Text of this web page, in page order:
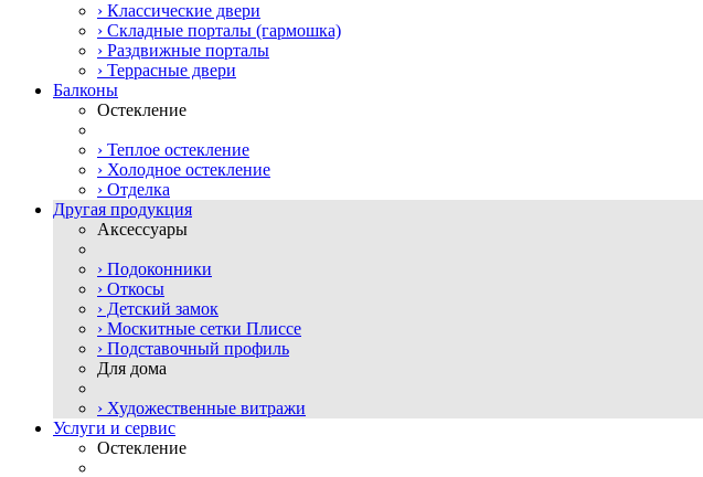
› Классические двери
› Складные порталы (гармошка)
› Раздвижные порталы
› Террасные двери
Балконы
Остекление
› Теплое остекление
› Холодное остекление
› Отделка
Другая продукция
Аксессуары
› Подоконники
› Откосы
› Детский замок
› Москитные сетки Плиссе
› Подставочный профиль
Для дома
› Художественные витражи
Услуги и сервис
Остекление